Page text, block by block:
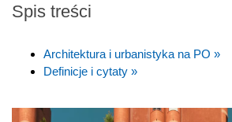
Spis treści
Architektura i urbanistyka na PO »
Definicje i cytaty »